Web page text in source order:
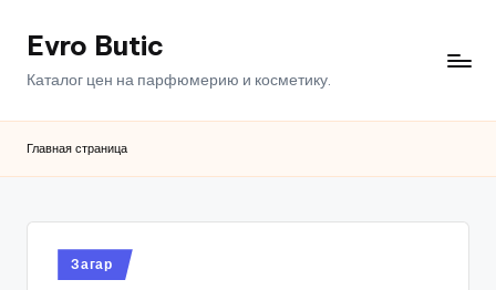
ПерейтиEvro Butic
Каталог цен на парфюмерию и косметику.
Главная страница
Опубликовано
в
Загар